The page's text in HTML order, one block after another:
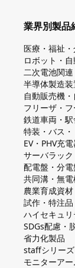
業界別製品
医療・福祉
ロボット・
二次電池関連
半導体製造
自動販売機
フリーザ・
鉄道車両・
特装・バス
EV・PHV充
サーバラッ
配電盤・分
共同溝・無
農業育成資
試作・特注品
ハイセキュ
SDGs配慮・
省力化製品
staffシリーズ
モニターアー